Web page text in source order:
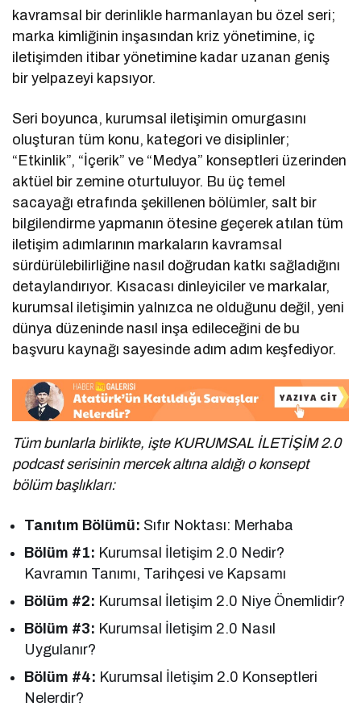
kavramsal bir derinlikle harmanlayan bu özel seri;
marka kimliğinin inşasından kriz yönetimine, iç
iletişimden itibar yönetimine kadar uzanan geniş
bir yelpazeyi kapsıyor.
Seri boyunca, kurumsal iletişimin omurgasını
oluşturan tüm konu, kategori ve disiplinler;
“Etkinlik”, “İçerik” ve “Medya” konseptleri üzerinden
aktüel bir zemine oturtuluyor. Bu üç temel
sacayağı etrafında şekillenen bölümler, salt bir
bilgilendirme yapmanın ötesine geçerek atılan tüm
iletişim adımlarının markaların kavramsal
sürdürülebilirliğine nasıl doğrudan katkı sağladığını
detaylandırıyor. Kısacası dinleyiciler ve markalar,
kurumsal iletişimin yalnızca ne olduğunu değil, yeni
dünya düzeninde nasıl inşa edileceğini de bu
başvuru kaynağı sayesinde adım adım keşfediyor.
Tüm bunlarla birlikte, işte KURUMSAL İLETİŞİM 2.0
podcast serisinin mercek altına aldığı o konsept
bölüm başlıkları:
Tanıtım Bölümü: Sıfır Noktası: Merhaba
Bölüm #1: Kurumsal İletişim 2.0 Nedir?
Kavramın Tanımı, Tarihçesi ve Kapsamı
Bölüm #2: Kurumsal İletişim 2.0 Niye Önemlidir?
Bölüm #3: Kurumsal İletişim 2.0 Nasıl
Uygulanır?
Bölüm #4: Kurumsal İletişim 2.0 Konseptleri
Nelerdir?